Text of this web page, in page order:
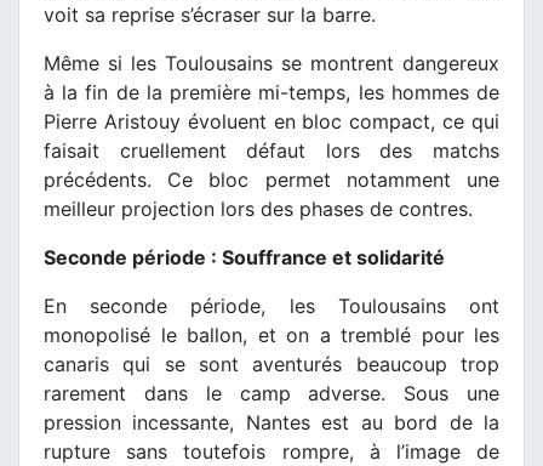
voit sa reprise s’écraser sur la barre.
Même si les Toulousains se montrent dangereux
à la fin de la première mi-temps, les hommes de
Pierre Aristouy évoluent en bloc compact, ce qui
faisait cruellement défaut lors des matchs
précédents. Ce bloc permet notamment une
meilleur projection lors des phases de contres.
Seconde période : Souffrance et solidarité
En seconde période, les Toulousains ont
monopolisé le ballon, et on a tremblé pour les
canaris qui se sont aventurés beaucoup trop
rarement dans le camp adverse. Sous une
pression incessante, Nantes est au bord de la
rupture sans toutefois rompre, à l’image de